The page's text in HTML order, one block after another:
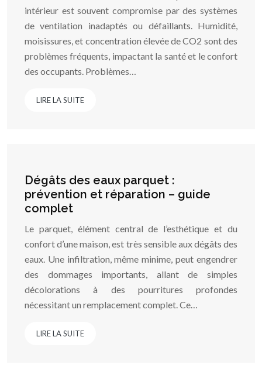
intérieur est souvent compromise par des systèmes
de ventilation inadaptés ou défaillants. Humidité,
moisissures, et concentration élevée de CO2 sont des
problèmes fréquents, impactant la santé et le confort
des occupants. Problèmes…
LIRE LA SUITE
Dégâts des eaux parquet :
prévention et réparation – guide
complet
Le parquet, élément central de l’esthétique et du
confort d’une maison, est très sensible aux dégâts des
eaux. Une infiltration, même minime, peut engendrer
des dommages importants, allant de simples
décolorations à des pourritures profondes
nécessitant un remplacement complet. Ce…
LIRE LA SUITE